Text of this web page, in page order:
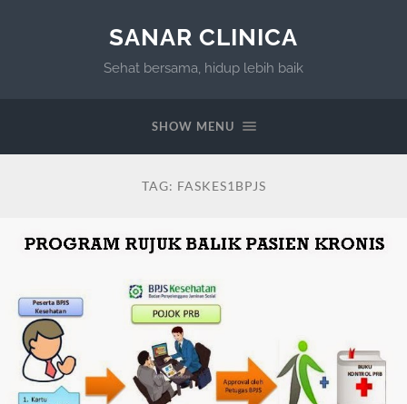
SANAR CLINICA
Sehat bersama, hidup lebih baik
SHOW MENU
TAG: FASKES1BPJS